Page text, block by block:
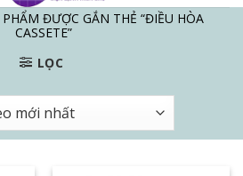
ĐƯỢC GẮN THẺ “ĐIỀU HÒA
CASSETE”
LỌC